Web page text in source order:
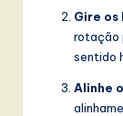
Gire os
rotação
sentido
Alinhe